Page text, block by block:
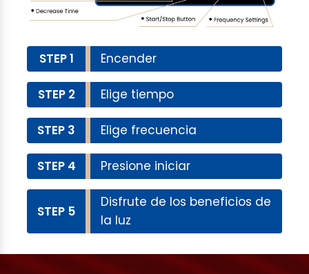
STEP 1 Encender
STEP 2 Elige tiempo
STEP 3 Elige frecuencia
STEP 4 Presione iniciar
STEP 5
Disfrute de los beneficios de
la luz